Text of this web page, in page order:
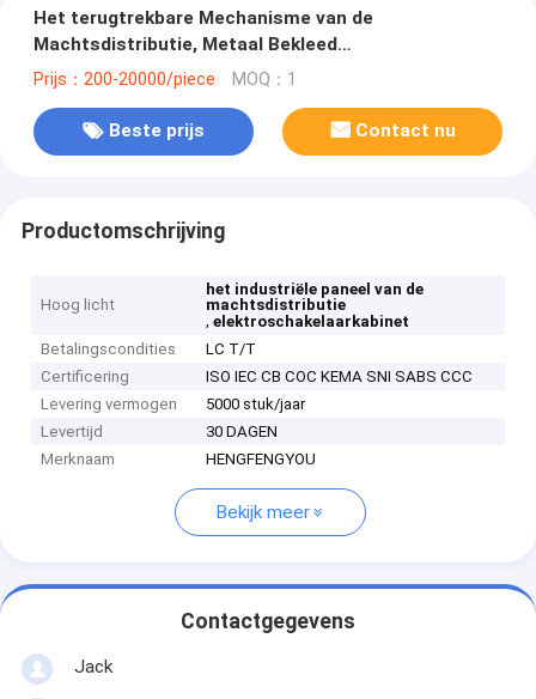
Het terugtrekbare Mechanisme van de
Machtsdistributie, Metaal Bekleed
Vacuümmechanisme
Prijs：200-20000/piece MOQ：1
Beste prijs Contact nu
Productomschrijving
Hoog licht
het industriële paneel van de
machtsdistributie
,elektroschakelaarkabinet
Betalingscondities
LC T/T
Certificering
ISO IEC CB COC KEMA SNI SABS CCC
Levering vermogen
5000 stuk/jaar
Levertijd
30 DAGEN
Merknaam
HENGFENGYOU
Bekijk meer
Contactgegevens
Jack